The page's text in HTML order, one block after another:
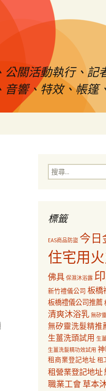
關活動執行、記
音響、特效、帳篷
搜
尋
標籤
EAS商品防盜 今日
住宅用
佛具 保濕沐浴露
新竹禮儀公司 板橋
板橋禮儀公司推薦
清爽沐浴乳 無矽
無矽靈洗髮精推
生薑洗頭試用 生
生薑洗髮精功效試用
租商業登記地址 租
租營業登記地址
職業工會草本